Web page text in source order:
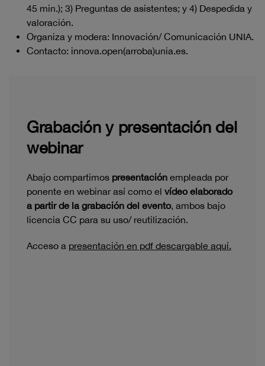
45 min.); 3) Preguntas de asistentes; y 4) Despedida y
valoración.
Organiza y modera: Innovación/ Comunicación UNIA.
Contacto: innova.open(arroba)unia.es.
Grabación y presentación del
webinar
Abajo compartimos presentación empleada por
ponente en webinar así como el vídeo elaborado
a partir de la grabación del evento, ambos bajo
licencia CC para su uso/ reutilización.
Acceso a presentación en pdf descargable aquí.